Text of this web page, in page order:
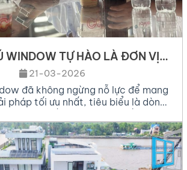
WINDOW TỰ HÀO LÀ ĐƠN VỊ
CẬP NHẬT HỆ NHÔM MỚI
THỊ TRƯỜNG 2026
21-03-2026
đã không ngừng nỗ lực để mang
pháp tối ưu nhất, tiêu biểu là dòng
ngày càng đề cao sự tiện nghi và
việc lựa chọn vật liệu xây dựng, đặc
biệt là […]